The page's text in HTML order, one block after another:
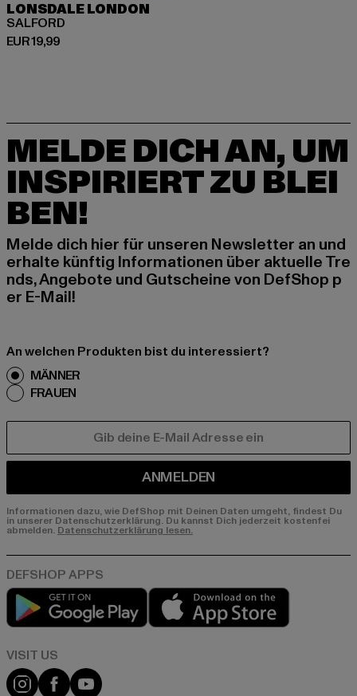
LONSDALE LONDON
SALFORD
EUR 19,99
Derzeitiger Preis: EUR 19,99
MELDE DICH AN, UM
INSPIRIERT ZU BLEI
BEN!
Melde dich hier für unseren Newsletter an und
erhalte künftig Informationen über aktuelle Tre
nds, Angebote und Gutscheine von DefShop p
er E-Mail!
An welchen Produkten bist du interessiert?
MÄNNER
FRAUEN
ANMELDEN
Informationen dazu, wie DefShop mit Deinen Daten umgeht, findest Du
in unserer Datenschutzerklärung. Du kannst Dich jederzeit kostenfei
abmelden. Datenschutzerklärung lesen.
Play market
Visit our Instagram page:
Visit our Facebook page:
Visit our YouTube channel: